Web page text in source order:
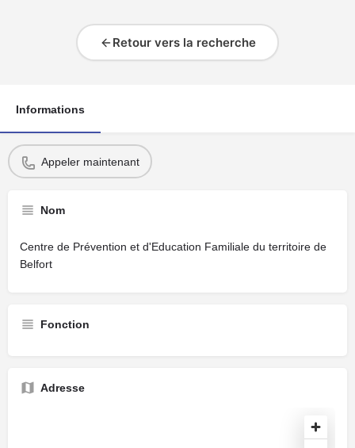
Retour vers la recherche
Informations
Appeler maintenant
Nom
Centre de Prévention et d'Education Familiale du territoire de
Belfort
Fonction
Adresse